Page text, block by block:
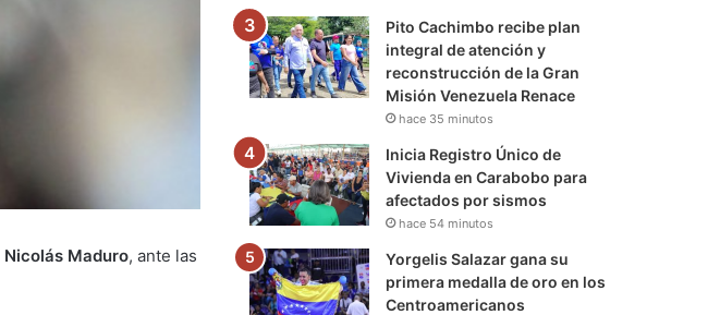
Nicolás Maduro, ante las
Pito Cachimbo recibe plan
integral de atención y
reconstrucción de la Gran
Misión Venezuela Renace
hace 35 minutos
Inicia Registro Único de
Vivienda en Carabobo para
afectados por sismos
hace 54 minutos
Yorgelis Salazar gana su
primera medalla de oro en los
Centroamericanos